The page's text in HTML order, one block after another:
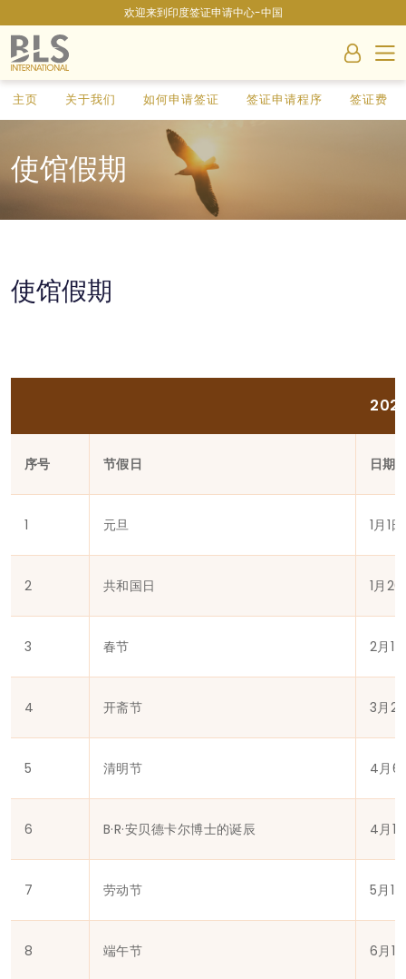
欢迎来到印度签证申请中心-中国
主页 关于我们 如何申请签证 签证申请程序 签证费
使馆假期
使馆假期
序号 节假日 日期
1 元旦 1月1日
2 共和国日 1月
3 春节 2月
4 开斋节 3月21
5 清明节 4月6
6 B·R·安贝德卡尔博士的诞辰 4月
7 劳动节 5月1
8 端午节 6月